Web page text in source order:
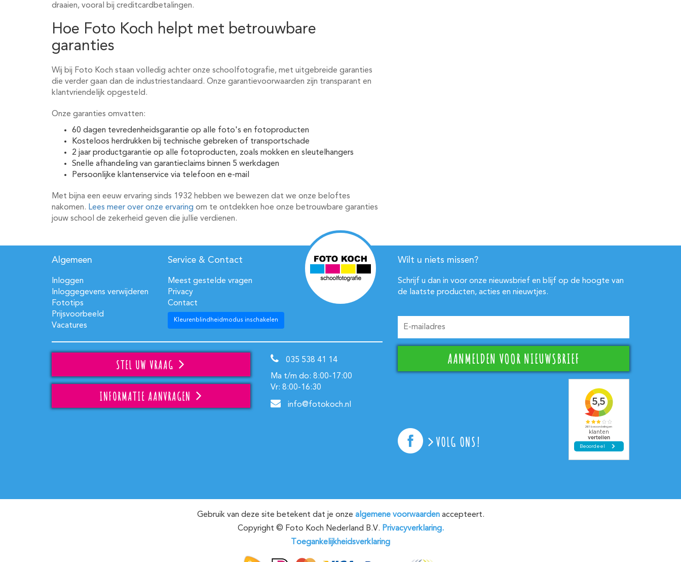
draaien, vooral bij creditcardbetalingen.
Hoe Foto Koch helpt met betrouwbare
garanties
Wij bij Foto Koch staan volledig achter onze schoolfotografie, met uitgebreide garanties
die verder gaan dan de industriestandaard. Onze garantievoorwaarden zijn transparant en
klantvriendelijk opgesteld.
Onze garanties omvatten:
60 dagen tevredenheidsgarantie op alle foto's en fotoproducten
Kosteloos herdrukken bij technische gebreken of transportschade
2 jaar productgarantie op alle fotoproducten, zoals mokken en sleutelhangers
Snelle afhandeling van garantieclaims binnen 5 werkdagen
Persoonlijke klantenservice via telefoon en e-mail
Met bijna een eeuw ervaring sinds 1932 hebben we bewezen dat we onze beloftes
nakomen. Lees meer over onze ervaring om te ontdekken hoe onze betrouwbare garanties
jouw school de zekerheid geven die jullie verdienen.
Algemeen
Inloggen
Inloggegevens verwijderen
Fototips
Prijsvoorbeeld
Vacatures
Service & Contact
Meest gestelde vragen
Privacy
Contact
Kleurenblindheidmodus inschakelen
Wilt u niets missen?
Schrijf u dan in voor onze nieuwsbrief en blijf op de hoogte van
de laatste producten, acties en nieuwtjes.
STEL UW VRAAG
INFORMATIE AANVRAGEN
035 538 41 14
Ma t/m do: 8:00-17:00
Vr: 8:00-16:30
info@fotokoch.nl
VOLG ONS!
Gebruik van deze site betekent dat je onze algemene voorwaardenaccepteert.
Copyright © Foto Koch Nederland B.V. Privacyverklaring.
Toegankelijkheidsverklaring